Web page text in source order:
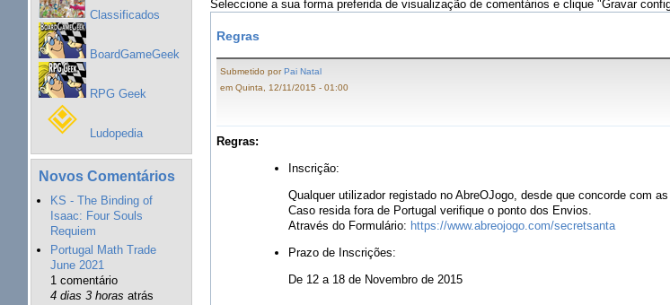
Classificados
BoardGameGeek
RPG Geek
Ludopedia
Novos Comentários
KS - The Binding of
Isaac: Four Souls
Requiem
Portugal Math Trade
June 2021
1 comentário
4 dias 3 horas atrás
Seleccione a sua forma preferida de visualização de comentários e clique "Gravar
Regras
Submetido porPai Natal
em Quinta, 12/11/2015 - 01:00
Regras:
Inscrição:
Qualquer utilizador registado no AbreOJogo, desde que concorde com as
Caso resida fora de Portugal verifique o ponto dos Envios.
Através do Formulário: https://www.abreojogo.com/secretsanta
Prazo de Inscrições:
De 12 a 18 de Novembro de 2015